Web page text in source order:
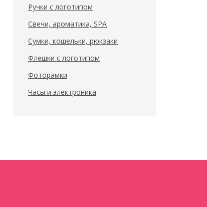
Ручки с логотипом
Свечи, ароматика, SPA
Сумки, кошельки, рюкзаки
Флешки с логотипом
Фоторамки
Часы и электроника